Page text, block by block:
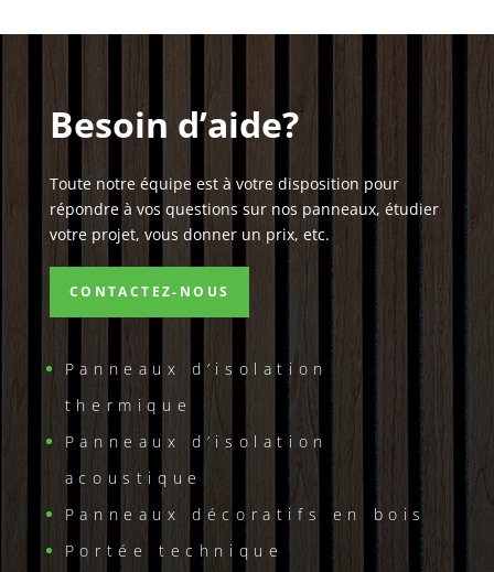
Besoin d’aide?
Toute notre équipe est à votre disposition pour
répondre à vos questions sur nos panneaux, étudier
votre projet, vous donner un prix, etc.
CONTACTEZ-NOUS
Panneaux d’isolation
thermique
Panneaux d’isolation
acoustique
Panneaux décoratifs en bois
Portée technique